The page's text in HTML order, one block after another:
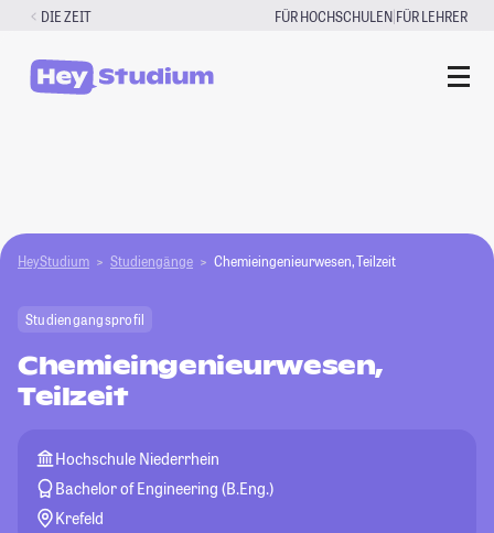
Zum
springen
DIE ZEIT FÜR HOCHSCHULEN|FÜR LEHRER
HeyStudium Studiengänge Chemieingenieurwesen, Teilzeit
Studiengangsprofil
Chemieingenieurwesen,
Teilzeit
Hochschule Niederrhein
Bachelor of Engineering (B.Eng.)
Krefeld